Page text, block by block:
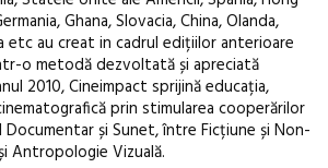
Ghana, Slovacia, China, Olanda,
etc au creat in cadrul edițiilor anterioare
o metodă dezvoltată și apreciată
2010, Cineimpact sprijină educația,
prin stimularea cooperărilor
și Sunet, între Ficțiune și Non-
Antropologie Vizuală.